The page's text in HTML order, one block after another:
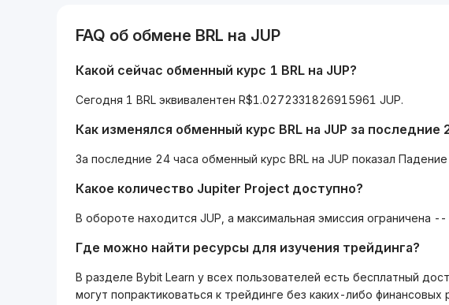
FAQ об обмене BRL на JUP
Какой сейчас обменный курс 1 BRL на JUP?
Сегодня 1 BRL эквивалентен R$1.0272331826915961 JUP.
Как изменялся обменный курс BRL на JUP за последние
За последние 24 часа обменный курс BRL на JUP показал
Какое количество Jupiter Project доступно?
В обороте находится JUP, а максимальная эмиссия ограничена --
Где можно найти ресурсы для изучения трейдинга?
В разделе Bybit Learn у всех пользователей есть бесплатный
могут попрактиковаться к трейдинге без каких-либо